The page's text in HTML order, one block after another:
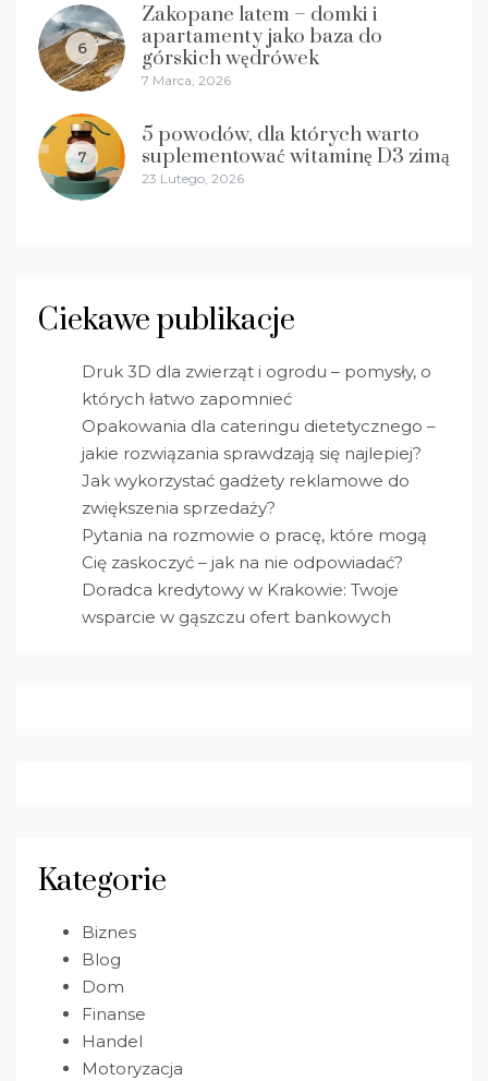
6
Zakopane latem – domki i
apartamenty jako baza do
górskich wędrówek
7 Marca, 2026
7
5 powodów, dla których warto
suplementować witaminę D3 zimą
23 Lutego, 2026
Ciekawe publikacje
Druk 3D dla zwierząt i ogrodu – pomysły, o
których łatwo zapomnieć
Opakowania dla cateringu dietetycznego –
jakie rozwiązania sprawdzają się najlepiej?
Jak wykorzystać gadżety reklamowe do
zwiększenia sprzedaży?
Pytania na rozmowie o pracę, które mogą
Cię zaskoczyć – jak na nie odpowiadać?
Doradca kredytowy w Krakowie: Twoje
wsparcie w gąszczu ofert bankowych
Kategorie
Biznes
Blog
Dom
Finanse
Handel
Motoryzacja